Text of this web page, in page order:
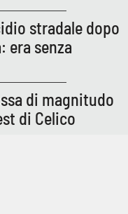
stradale dopo
era senza
di magnitudo
di Celico